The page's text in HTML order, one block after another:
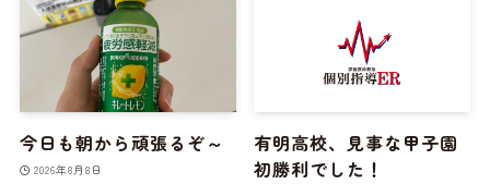
今日も朝から頑張るぞ～
2026年8月8日
有明高校、見事な甲子園
初勝利でした！